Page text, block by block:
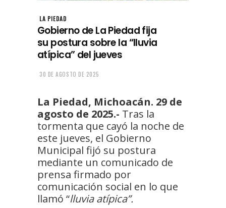
LA PIEDAD
Gobierno de La Piedad fija
su postura sobre la “lluvia
atípica” del jueves
30 DE AGOSTO DE 2025
La Piedad, Michoacán. 29 de
agosto de 2025.- Tras la
tormenta que cayó la noche de
este jueves, el Gobierno
Municipal fijó su postura
mediante un comunicado de
prensa firmado por
comunicación social en lo que
llamó “lluvia atípica”.